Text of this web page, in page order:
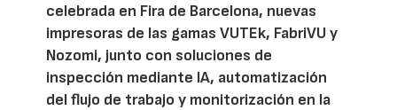
celebrada en Fira de Barcelona, nuevas
impresoras de las gamas VUTEk, FabriVU y
Nozomi, junto con soluciones de
inspección mediante IA, automatización
del flujo de trabajo y monitorización en la